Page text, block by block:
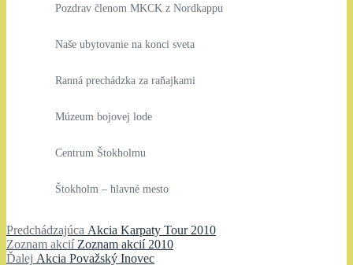
Pozdrav členom MKCK z Nordkappu
Naše ubytovanie na konci sveta
Ranná prechádzka za raňajkami
Múzeum bojovej lode
Centrum Štokholmu
Štokholm – hlavné mesto
Navigácia
v
Predchádzajúca Predchádzajúci
článok:
Akcia Karpaty Tour 2010
Zoznam akcií Zoznam
akcií:
Zoznam akcií 2010
Ďalej Ďalší
Akcia Považský Inovec